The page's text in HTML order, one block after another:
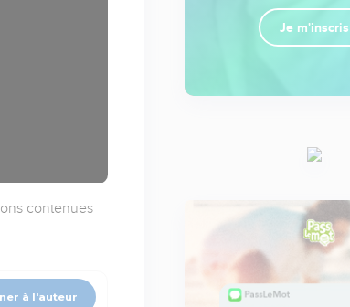
contenues
à l'auteur
Je m'inscris